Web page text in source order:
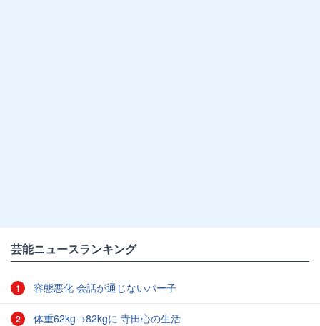
芸能ニュースランキング
1 容態悪化 会話が通じないパー子
2 体重62kg→82kgに 寺田心の生活